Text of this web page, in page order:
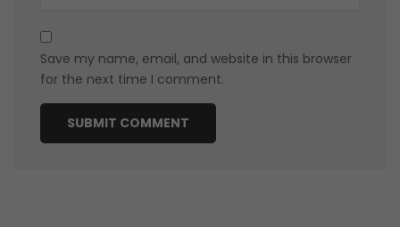
Save my name, email, and website in this browser
for the next time I comment.